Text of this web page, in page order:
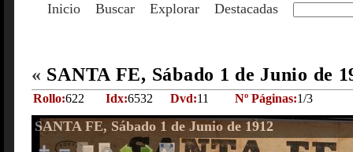
Inicio Buscar Explorar Destacadas
« SANTA FE, Sábado 1 de Junio de
Rollo:622 Idx:6532 Dvd:11 Nº Páginas:1/3
SANTA FE, Sábado 1 de Junio de 1912